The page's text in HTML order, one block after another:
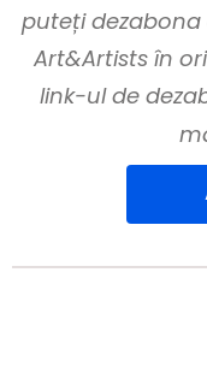
puteți
Art&Artists în
link-ul de